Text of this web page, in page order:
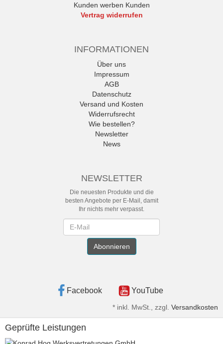
Kunden werben Kunden
Vertrag widerrufen
INFORMATIONEN
Über uns
Impressum
AGB
Datenschutz
Versand und Kosten
Widerrufsrecht
Wie bestellen?
Newsletter
News
NEWSLETTER
Die neuesten Produkte und die
besten Angebote per E-Mail, damit
Ihr nichts mehr verpasst.
Abonnieren
Facebook YouTube
* inkl. MwSt., zzgl. Versandkosten
Geprüfte Leistungen